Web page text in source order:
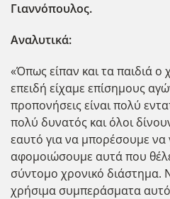
Γιαννόπουλος.
Αναλυτικά:
«Όπως είπαν και τα παιδιά ο
επειδή είχαμε επίσημους
προπονήσεις είναι πολύ
πολύ δυνατός και όλοι
εαυτό για να μπορέσουμε να
αφομοιώσουμε αυτά που
σύντομο χρονικό διάστημα.
χρήσιμα συμπεράσματα αυτό